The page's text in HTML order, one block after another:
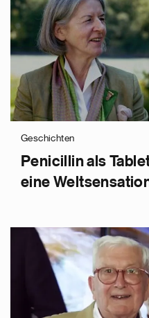
Geschichten
Penicillin als
eine